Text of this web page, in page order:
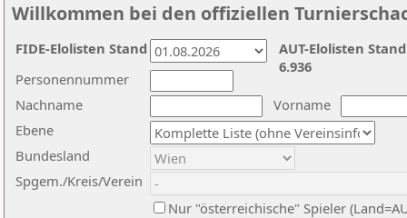
Willkommen bei den offiziellen
Nachname
Vorname
Ebene
Personennummer
Bundesland
Spgem./Kreis/Verein
Nur "österreichische" Spieler
AUT-Elolisten
6.936
FIDE-Elolisten Stand